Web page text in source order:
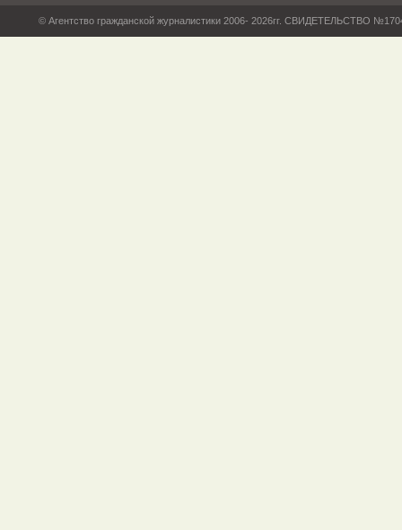
© Агентство гражданской журналистики 2006- 2026гг. СВИДЕТЕЛЬСТВО